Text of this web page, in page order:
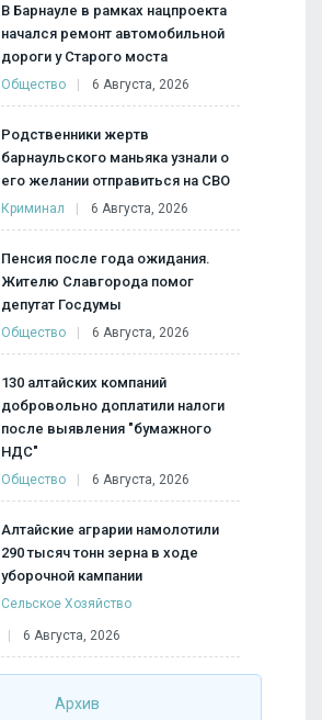
В Барнауле в рамках нацпроекта
начался ремонт автомобильной
дороги у Старого моста
Общество 6 Августа, 2026
Родственники жертв
барнаульского маньяка узнали о
его желании отправиться на СВО
Криминал 6 Августа, 2026
Пенсия после года ожидания.
Жителю Славгорода помог
депутат Госдумы
Общество 6 Августа, 2026
130 алтайских компаний
добровольно доплатили налоги
после выявления "бумажного
НДС"
Общество 6 Августа, 2026
Алтайские аграрии намолотили
290 тысяч тонн зерна в ходе
уборочной кампании
Сельское Хозяйство
6 Августа, 2026
Архив